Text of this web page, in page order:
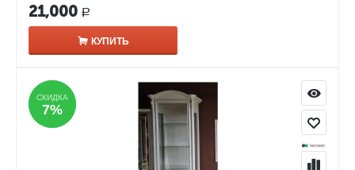
21,000 Р
КУПИТЬ
СКИДКА
7%
СКИДКА
7%